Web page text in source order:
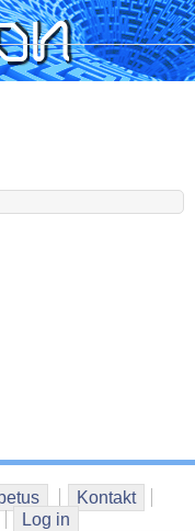
Kontakt
Log in